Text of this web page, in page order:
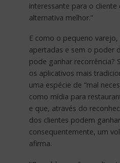
interessante para o
alternativa melhor.”
E como o pequeno
apertadas e sem o poder
pode ganhar recorrência?
os aplicativos mais
uma espécie de “mal
como mídia para
e que, através do
dos clientes podem
consequentemente, um
afirma.